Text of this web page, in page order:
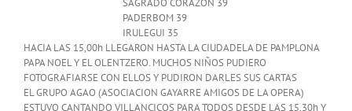
SAGRADO CORAZON 39
PADERBOM 39
IRULEGUI 35
HACIA LAS 15,00h LLEGARON HASTA LA CIUDADELA DE PAMPLONA
PAPA NOEL Y EL OLENTZERO. MUCHOS NIÑOS PUDIERO
FOTOGRAFIARSE CON ELLOS Y PUDIRON DARLES SUS CARTAS
EL GRUPO AGAO (ASOCIACION GAYARRE AMIGOS DE LA OPERA)
ESTUVO CANTANDO VILLANCICOS PARA TODOS DESDE LAS 15,30h Y